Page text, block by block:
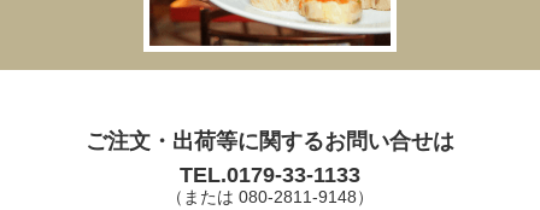
ご注文・出荷等に関するお問い合せは
TEL.0179-33-1133
（または 080-2811-9148）